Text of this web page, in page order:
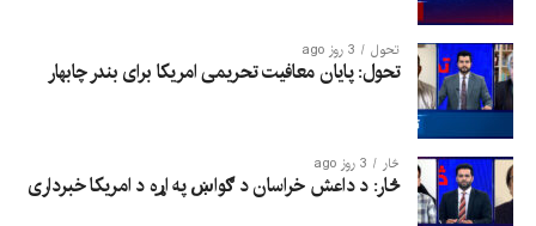
تحول 3 روز ago
تحول: پایان معافیت تحریمی امریکا برای بندر چابهار
څار 3 روز ago
څار: د داعش خراسان د ګواښ په اړه د امریکا خبرداری